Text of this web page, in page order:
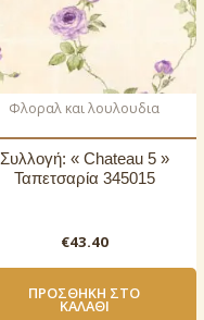
Φλοραλ και λουλουδια
Συλλογή: « Chateau 5 »
Ταπετσαρία 345015
€43.40
ΠΡΟΣΘΉΚΗ ΣΤΟ
ΚΑΛΆΘΙ